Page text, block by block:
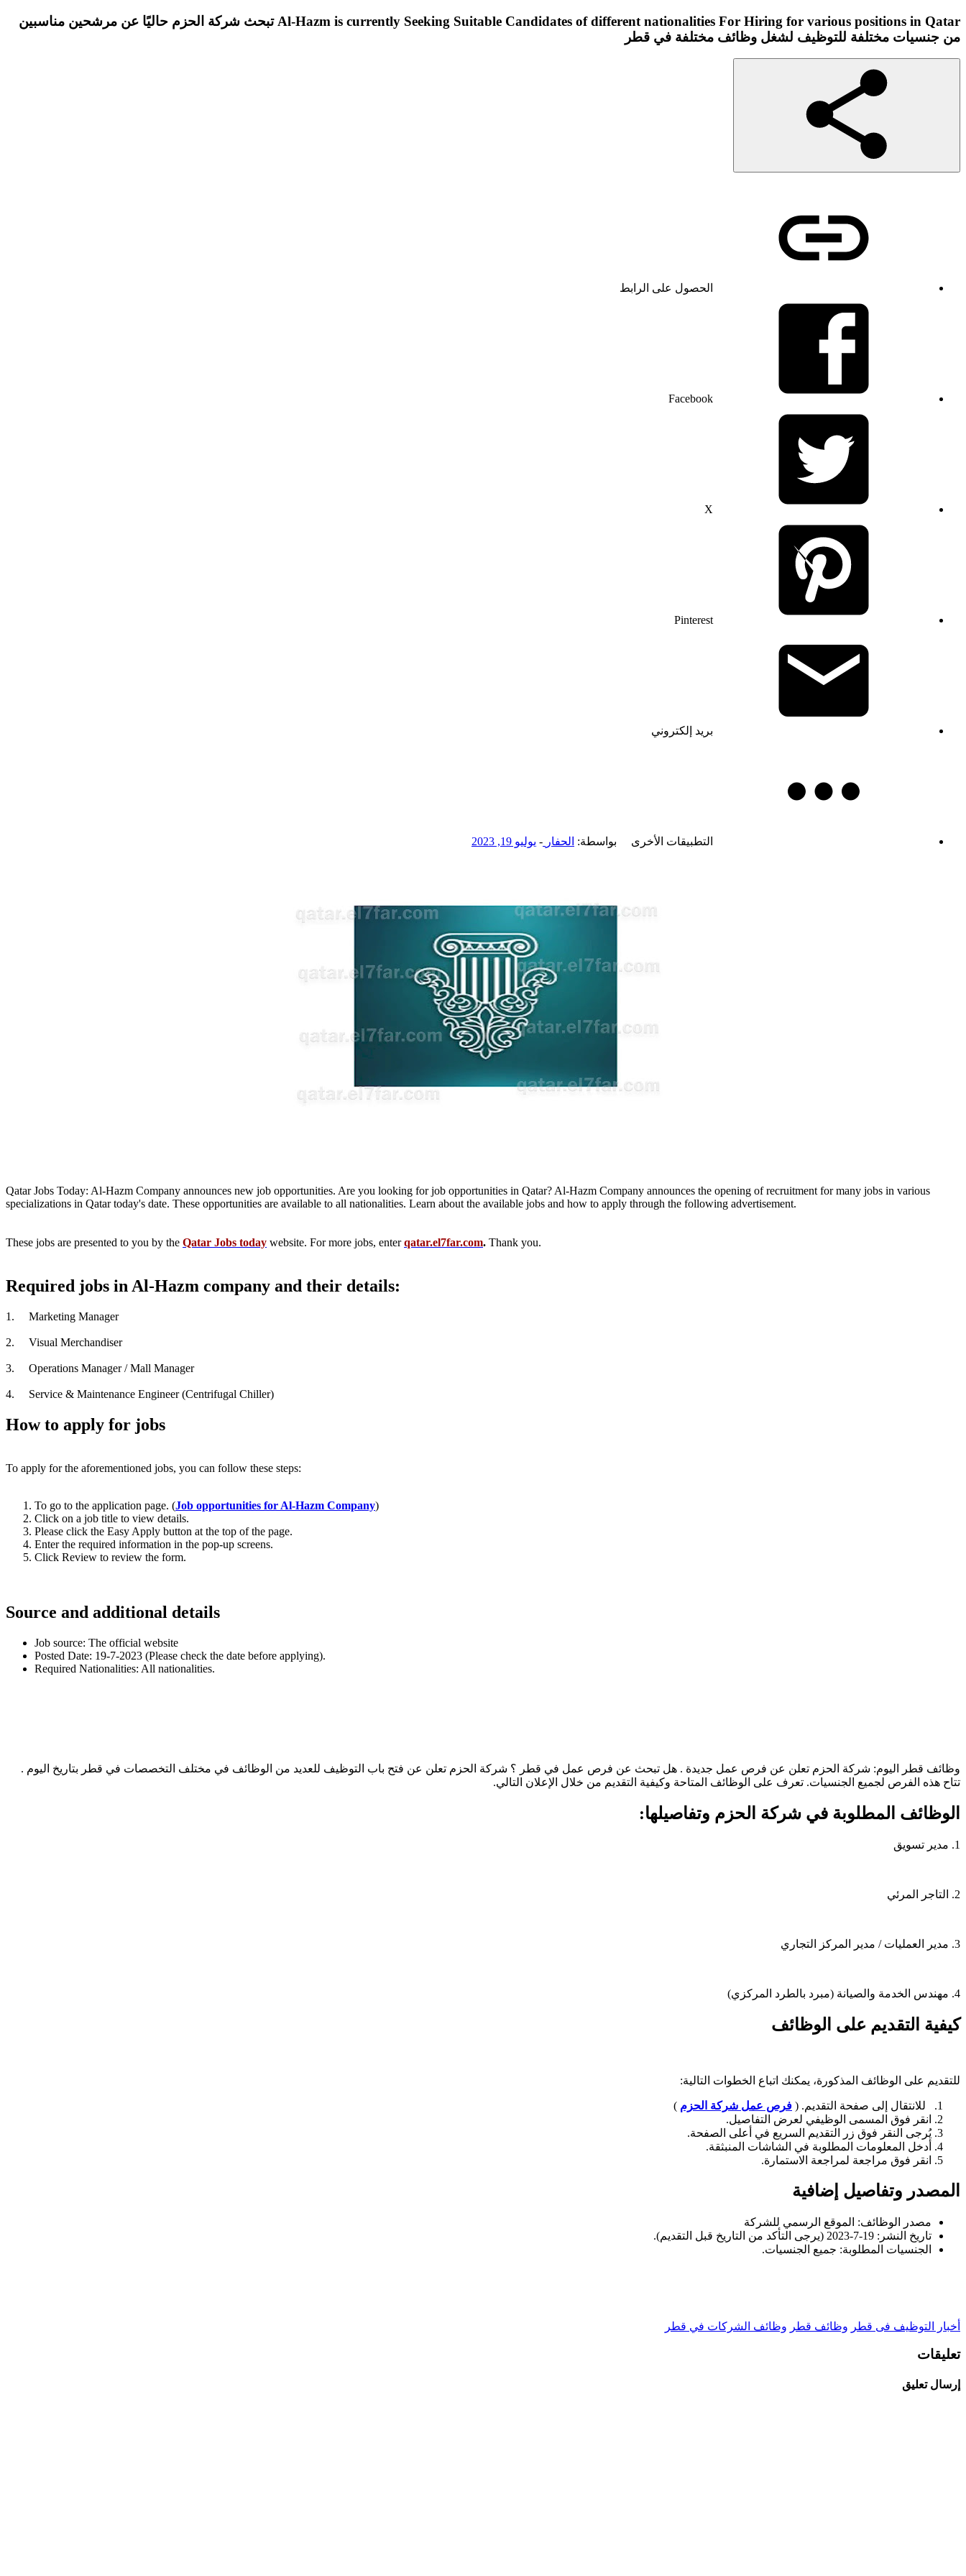
Al-Hazm is currently Seeking Suitable Candidates of different nationalities For Hiring for various positions in Qatar تبحث شركة الحزم حاليًا عن مرشحين مناسبين
من جنسيات مختلفة للتوظيف لشغل وظائف مختلفة في قطر
الحصول على الرابط
Facebook
X
Pinterest
بريد إلكتروني
التطبيقات الأخرى بواسطة: الحفار - يوليو 19, 2023
Qatar Jobs Today: Al-Hazm Company announces new job opportunities. Are you looking for job opportunities in Qatar? Al-Hazm Company announces the opening of recruitment for many jobs in various
specializations in Qatar today's date. These opportunities are available to all nationalities. Learn about the available jobs and how to apply through the following advertisement.
These jobs are presented to you by the Qatar Jobs today website. For more jobs, enterqatar.el7far.com. Thank you.
Required jobs in Al-Hazm company and their details:
1. Marketing Manager
2. Visual Merchandiser
3. Operations Manager / Mall Manager
4. Service & Maintenance Engineer (Centrifugal Chiller)
How to apply for jobs
To apply for the aforementioned jobs, you can follow these steps:
To go to the application page. (Job opportunities for Al-Hazm Company)
Click on a job title to view details.
Please click the Easy Apply button at the top of the page.
Enter the required information in the pop-up screens.
Click Review to review the form.
Source and additional details
Job source: The official website
Posted Date: 19-7-2023 (Please check the date before applying).
Required Nationalities: All nationalities.
وظائف قطر اليوم: شركة الحزم تعلن عن فرص عمل جديدة . هل تبحث عن فرص عمل في قطر ؟ شركة الحزم تعلن عن فتح باب التوظيف للعديد من الوظائف في مختلف التخصصات في قطر بتاريخ اليوم .
تتاح هذه الفرص لجميع الجنسيات. تعرف على الوظائف المتاحة وكيفية التقديم من خلال الإعلان التالي.
الوظائف المطلوبة في شركة الحزم وتفاصيلها:
1. مدير تسويق
2. التاجر المرئي
3. مدير العمليات / مدير المركز التجاري
4. مهندس الخدمة والصيانة (مبرد بالطرد المركزي)
كيفية التقديم على الوظائف
للتقديم على الوظائف المذكورة، يمكنك اتباع الخطوات التالية:
للانتقال إلى صفحة التقديم. ( فرص عمل شركة الحزم )
انقر فوق المسمى الوظيفي لعرض التفاصيل.
يُرجى النقر فوق زر التقديم السريع في أعلى الصفحة.
أدخل المعلومات المطلوبة في الشاشات المنبثقة.
انقر فوق مراجعة لمراجعة الاستمارة.
المصدر وتفاصيل إضافية
مصدر الوظائف: الموقع الرسمي للشركة
تاريخ النشر: 19-7-2023 (يرجى التأكد من التاريخ قبل التقديم).
الجنسيات المطلوبة: جميع الجنسيات.
أخبار التوظيف فى قطر وظائف قطر وظائف الشركات في قطر
تعليقات
إرسال تعليق